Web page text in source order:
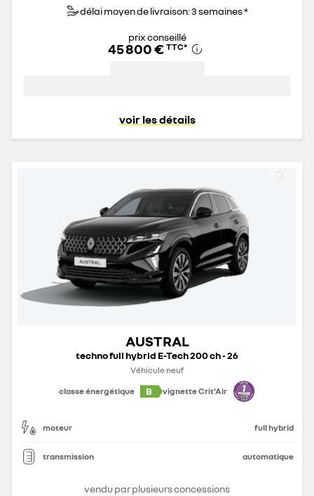
délai moyen de livraison: 3 semaines *
prix conseillé
45 800 € TTC*
voir les détails
AUSTRAL
techno full hybrid E-Tech 200 ch - 26
Véhicule neuf
classe énergétique
B vignette Crit'Air
moteur full hybrid
transmission automatique
vendu par plusieurs concessions